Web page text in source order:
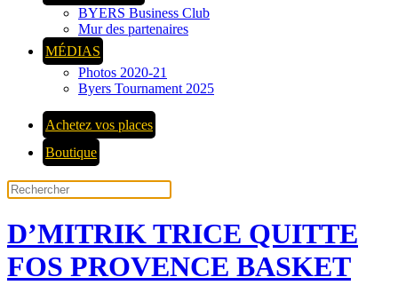
BYERS Business Club
Mur des partenaires
MÉDIAS
Photos 2020-21
Byers Tournament 2025
Achetez vos places
Boutique
D’MITRIK TRICE QUITTE
FOS PROVENCE BASKET